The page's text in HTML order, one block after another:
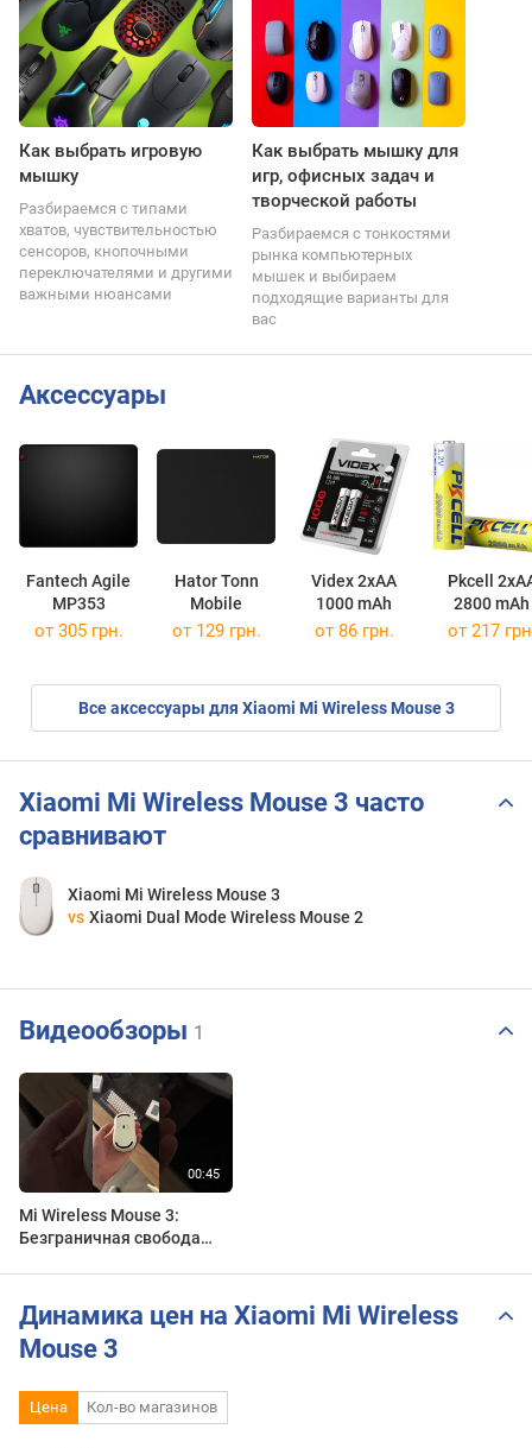
Как выбрать игровую
мышку
Разбираемся с типами
хватов, чувствительностью
сенсоров, кнопочными
переключателями и другими
важными нюансами
Как выбрать мышку для
игр, офисных задач и
творческой работы
Разбираемся с тонкостями
рынка компьютерных
мышек и выбираем
подходящие варианты для
вас
Аксессуары
Fantech Agile
MP353
Hator Tonn
Mobile
Videx 2xAA
1000 mAh
Pkcell
2800 mAh
от 305 грн. от 129 грн. от 86 грн. от 217
Все аксессуары для Xiaomi Mi Wireless Mouse 3
Xiaomi Mi Wireless Mouse 3 часто
сравнивают
Xiaomi Mi Wireless Mouse 3
vs Xiaomi Dual Mode Wireless Mouse 2
Видеообзоры 1
Mi Wireless Mouse 3:
Безграничная свобода
Динамика цен на Xiaomi Mi Wireless
Mouse 3
Цена Кол-во магазинов